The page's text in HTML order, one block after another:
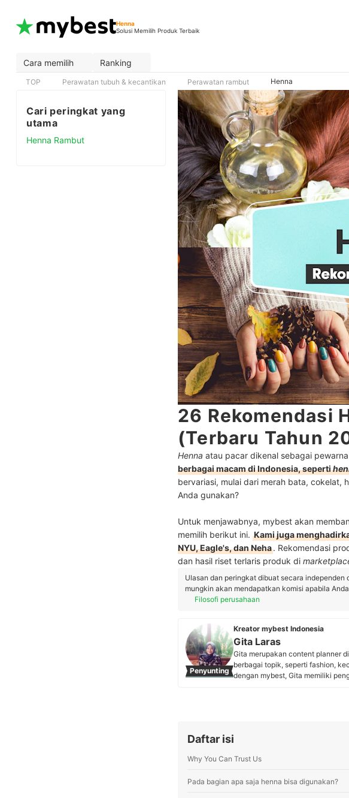
Henna
Solusi Memilih Produk Terbaik
Cara memilih Ranking
TOP Perawatan tubuh & kecantikan Perawatan rambut Henna
Cari peringkat yang
utama
Henna Rambut
26 Rekomendasi
(Terbaru Tahun
Henna atau pacar dikenal sebagai
berbagai macam di Indonesia, seperti
bervariasi, mulai dari merah bata, cokelat,
Anda gunakan?
Untuk menjawabnya, mybest akan
memilih berikut ini. Kami juga
NYU, Eagle's, dan Neha. Rekomendasi
dan hasil riset terlaris produk di
Ulasan dan peringkat dibuat secara
mungkin akan mendapatkan komisi apabila
Filosofi perusahaan
Penyunting
Kreator mybest Indonesia
Gita Laras
Gita merupakan content planner
berbagai topik, seperti fashion,
dengan mybest, Gita memiliki
Daftar isi
Why You Can Trust Us
Pada bagian apa saja henna bisa digunakan?